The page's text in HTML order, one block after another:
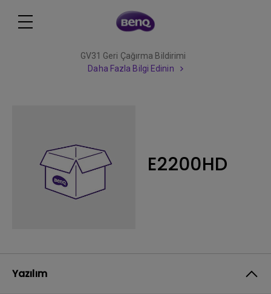
GV31 Geri Çağırma Bildirimi
Daha Fazla Bilgi Edinin
E2200HD
Yazılım